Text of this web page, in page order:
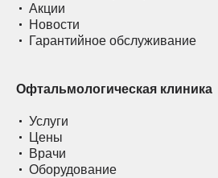
Акции
Новости
Гарантийное обслуживание
Офтальмологическая клиника
Услуги
Цены
Врачи
Оборудование